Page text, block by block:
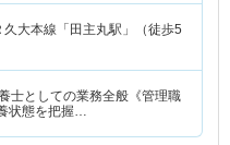
久大本線「田主丸駅」（徒歩5
士としての業務全般《管理職
状態を把握…